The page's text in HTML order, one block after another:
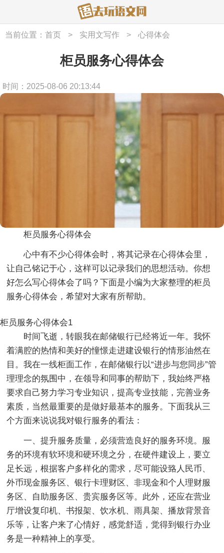
当前位置： 首页 > 实用文写作 > 心得体会
柜员服务心得体会
时间：2025-08-06 20:13:44
柜员服务心得体会
心中有不少心得体会时，将其记录在心得体会里，
让自己铭记于心，这样可以记录我们的思想活动。你想
好怎么写心得体会了吗？下面是小编为大家整理的柜员
服务心得体会，希望对大家有所帮助。
柜员服务心得体会1
时间飞逝，转眼我在邮储银行已经将近一年。我怀
着满腔的热情和美好的憧憬走进建设银行的情形油然在
目。我在一线柜面工作，在邮储银行以“进步与您同步”管
理理念的氛围中，在领导和同事的帮助下，我始终严格
要求自己努力学习专业知识，提高专业技能，完善业务
素质，当然最重要的是做好最基本的服务。下面我从三
个方面来说说我对银行服务的看法：
一、提升服务质量，必须营造良好的服务环境。服
务的环境有软环境和硬环境之分，在硬件建设上，要立
足长远，根据客户多样化的需求，尽可能设臵人民币、
外币现金服务区、银行卡理财区、非现金和个人理财服
务区、自助服务区、贵宾服务区等。此外，还应在营业
厅增设复印机、书报架、饮水机、雨具架、播放背景音
乐等，让客户来了心情好，感觉舒适，觉得到银行办业
务是一种精神上的享受。